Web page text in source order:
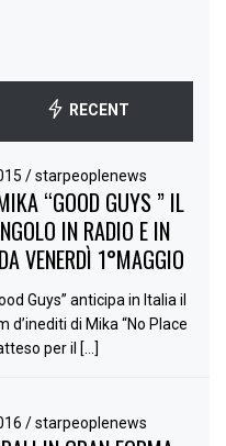
RECENT
/ starpeoplenews
“GOOD GUYS ” IL
IN RADIO E IN
VENERDÌ 1°MAGGIO
Guys” anticipa in Italia il
d’inediti di Mika “No Place
per il […]
/ starpeoplenews